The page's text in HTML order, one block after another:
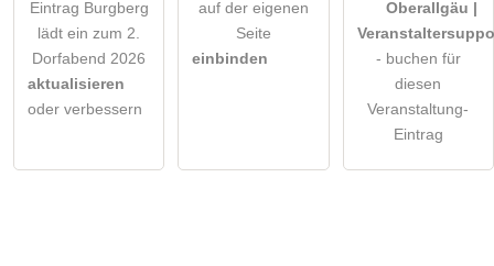
Outlet
am
Alpsee in
Erlebe
vielfältigen
Einkaufsspaß!
imo –
Bikeshop
Euer
Outlet in
Sonthofe
Allgäu
Erlebe
Shopping
neu! Hol Dir
Markenqualitä
Eintrag Burgberg
lädt ein zum 2.
Dorfabend 2026
aktualisieren
oder verbessern
auf der eigenen
Seite
einbinden
Oberallgäu |
- buchen für
diesen
Veranstaltung-
Eintrag